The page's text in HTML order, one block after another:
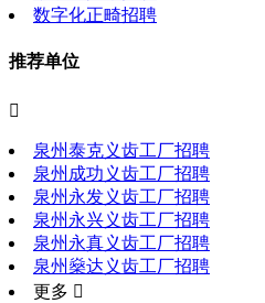
数字化正畸招聘
推荐单位

泉州泰克义齿工厂招聘
泉州成功义齿工厂招聘
泉州永发义齿工厂招聘
泉州永兴义齿工厂招聘
泉州永真义齿工厂招聘
泉州燊达义齿工厂招聘
更多 